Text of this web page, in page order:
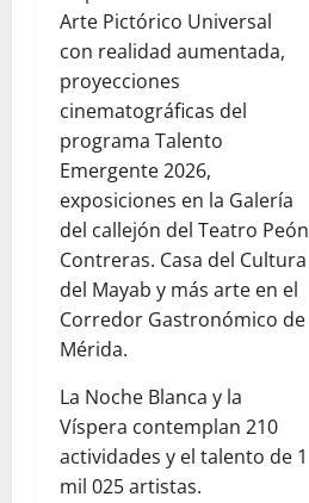
Arte Pictórico Universal
con realidad aumentada,
proyecciones
cinematográficas del
programa Talento
Emergente 2026,
exposiciones en la Galería
del callejón del Teatro Peón
Contreras. Casa del Cultura
del Mayab y más arte en el
Corredor Gastronómico de
Mérida.
La Noche Blanca y la
Víspera contemplan 210
actividades y el talento de 1
mil 025 artistas.